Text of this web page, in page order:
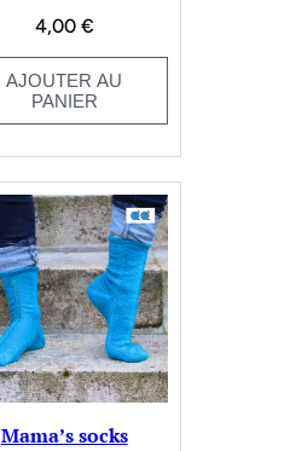
4,00 €
AJOUTER AU
PANIER
Mama’s socks